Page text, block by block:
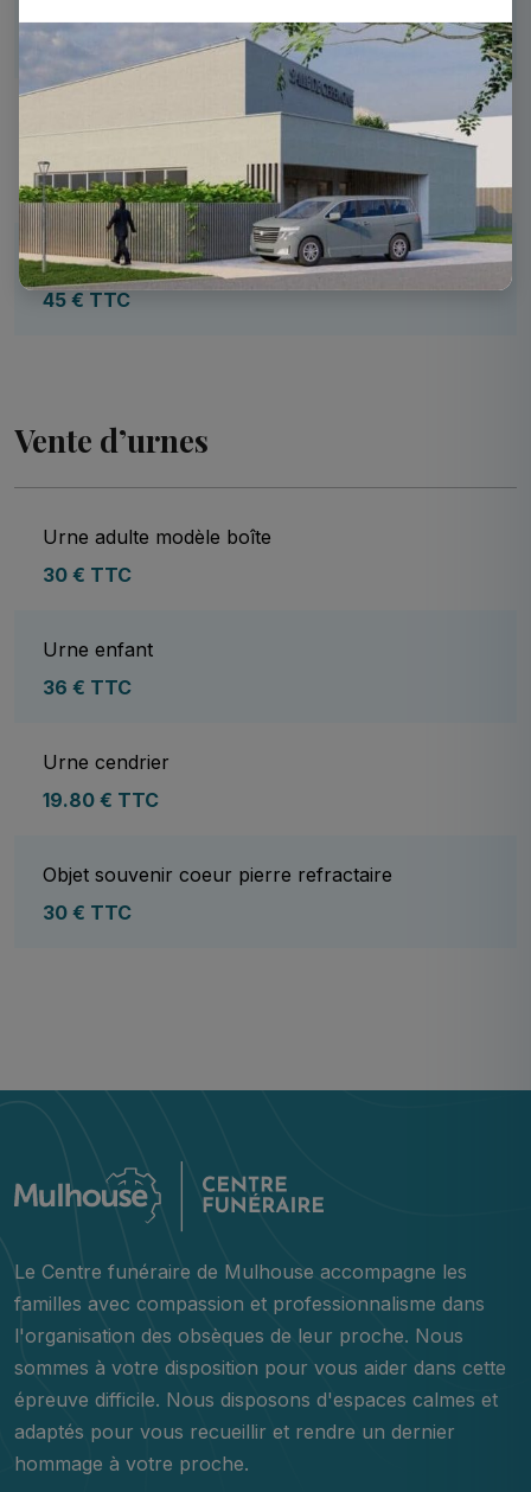
150 € TTC
Majoration assistance lecture de textes et
19.80 € TTC
Urne adulte modèle amphore
45 € TTC
Vente d’urnes
Urne adulte modèle boîte
30 € TTC
Urne enfant
36 € TTC
Urne cendrier
19.80 € TTC
Objet souvenir coeur pierre refractaire
30 € TTC
Le Centre funéraire de Mulhouse accompagne les
familles avec compassion et professionnalisme dans
l'organisation des obsèques de leur proche. Nous
sommes à votre disposition pour vous aider dans cette
épreuve difficile. Nous disposons d'espaces calmes et
adaptés pour vous recueillir et rendre un dernier
hommage à votre proche.